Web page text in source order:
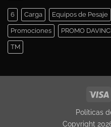
6 Carga Equipos de Pesaje
Promociones PROMO DAVINCI
TM
Políticas
Copyright